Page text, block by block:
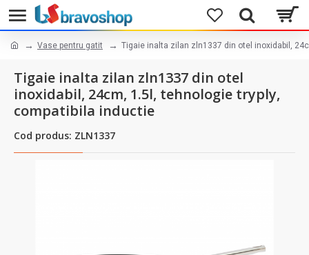
Vase pentru gatit Tigaie inalta zilan zln1337 din otel inoxidabil,
Tigaie inalta zilan zln1337 din otel
inoxidabil, 24cm, 1.5l, tehnologie tryply,
compatibila inductie
Cod produs: ZLN1337